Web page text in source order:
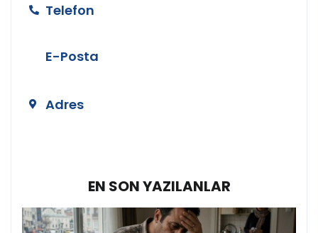
Telefon
E-Posta
Adres
EN SON YAZILANLAR